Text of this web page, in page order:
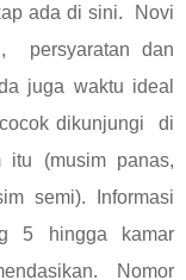
ada di sini. Novi
persyaratan dan
juga waktu ideal
dikunjungi di
(musim panas,
semi). Informasi
5 hingga kamar
Nomor